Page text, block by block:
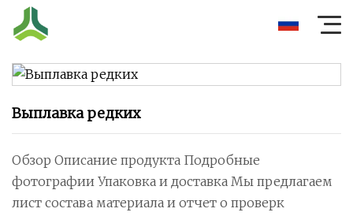
Выплавка редких
Обзор Описание продукта Подробные
фотографии Упаковка и доставка Мы предлагаем
лист состава материала и отчет о проверк